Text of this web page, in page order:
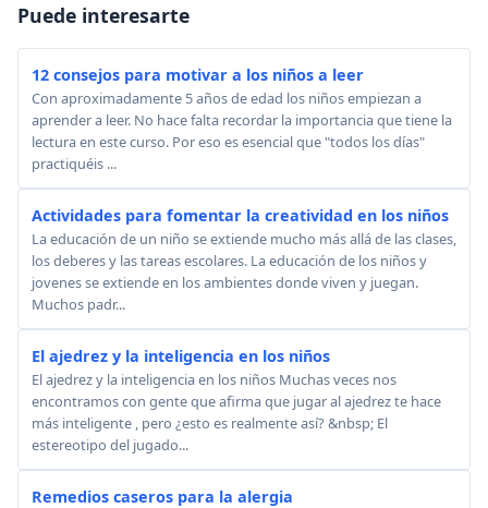
Puede interesarte
12 consejos para motivar a los niños a leer
Con aproximadamente 5 años de edad los niños empiezan a
aprender a leer. No hace falta recordar la importancia que tiene la
lectura en este curso. Por eso es esencial que "todos los días"
practiquéis ...
Actividades para fomentar la creatividad en los niños
La educación de un niño se extiende mucho más allá de las clases,
los deberes y las tareas escolares. La educación de los niños y
jovenes se extiende en los ambientes donde viven y juegan.
Muchos padr...
El ajedrez y la inteligencia en los niños
El ajedrez y la inteligencia en los niños Muchas veces nos
encontramos con gente que afirma que jugar al ajedrez te hace
más inteligente , pero ¿esto es realmente así? &nbsp; El
estereotipo del jugado...
Remedios caseros para la alergia